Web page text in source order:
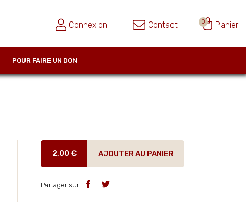
Connexion Contact 0 Panier
POUR FAIRE UN DON
2,00 € AJOUTER AU PANIER
Partager sur